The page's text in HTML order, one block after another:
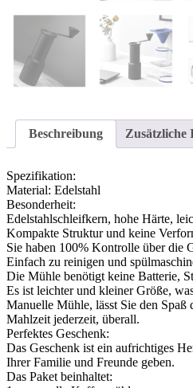
Beschreibung Zusätzliche
Spezifikation:
Material: Edelstahl
Besonderheit:
Edelstahlschleifkern, hohe Härte,
Kompakte Struktur und keine
Sie haben 100% Kontrolle über die
Einfach zu reinigen und
Die Mühle benötigt keine Batterie,
Es ist leichter und kleiner Größe,
Manuelle Mühle, lässt Sie den Spaß
Mahlzeit jederzeit, überall.
Perfektes Geschenk:
Das Geschenk ist ein aufrichtiges
Ihrer Familie und Freunde geben.
Das Paket beinhaltet: